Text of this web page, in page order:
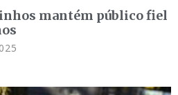
mantém público fiel